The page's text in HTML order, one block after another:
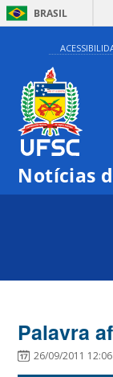
BRASIL
Notícias
Palavra
26/09/2011 12:06